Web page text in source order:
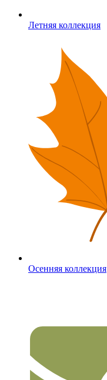
Летняя коллекция
Осенняя коллекция